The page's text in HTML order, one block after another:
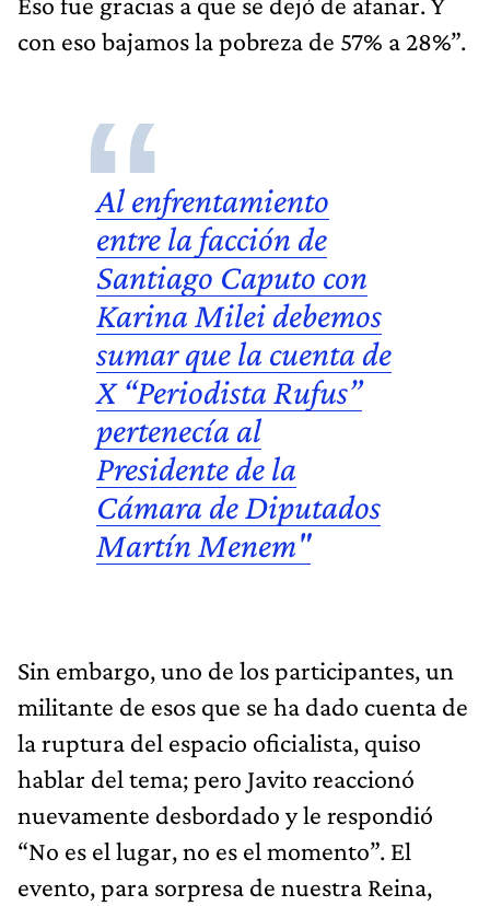
con eso bajamos la pobreza de 57% a 28%”.
Al enfrentamiento
entre la facción de
Santiago Caputo con
Karina Mileidebemos
sumar que la cuenta de
X “Periodista Rufus”
pertenecía al
Presidente de la
Cámara de Diputados
Martín Menem"
Sin embargo, uno de los participantes, un
militante de esos que se ha dado cuenta de
la ruptura del espacio oficialista, quiso
hablar del tema; pero Javito reaccionó
nuevamente desbordado y le respondió
“No es el lugar, no es el momento”. El
evento, para sorpresa de nuestra Reina,